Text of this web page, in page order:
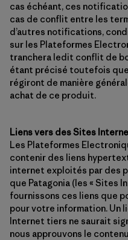
cas échéant, ces
cas de conflit entre les
d’autres notifications,
sur les Plateformes
tranchera ledit conflit de
étant précisé toutefois
régiront de manière
achat de ce produit.
Liens vers des Sites
Les Plateformes
contenir des liens
internet exploités par des
que Patagonia (les « Sites
fournissons ces liens que
pour votre information. Un
Internet tiers ne saurait
nous approuvons le